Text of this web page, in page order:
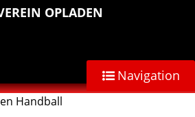
OPLADEN
Navigation